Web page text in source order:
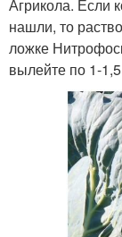
Агрикола. Если
нашли, то
ложке
вылейте по 1-